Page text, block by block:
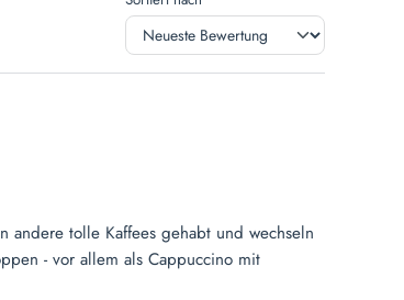
andere tolle Kaffees gehabt und wechseln
- vor allem als Cappuccino mit